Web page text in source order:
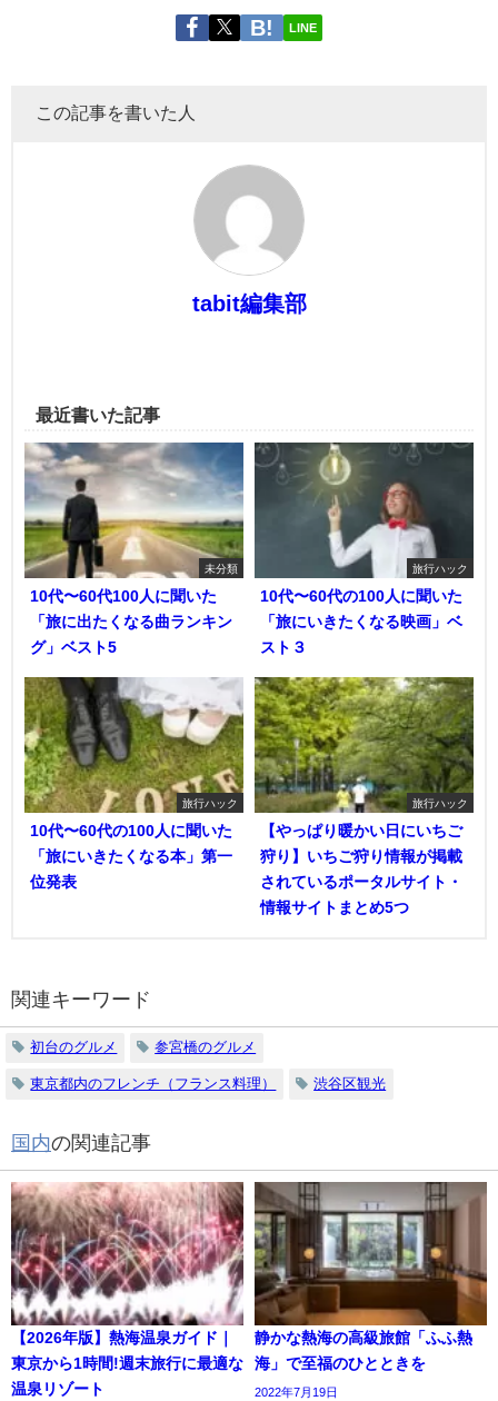
LINE
この記事を書いた人
tabit編集部
最近書いた記事
未分類
10代〜60代100人に聞いた
「旅に出たくなる曲ランキン
グ」ベスト5
旅行ハック
10代〜60代の100人に聞いた
「旅にいきたくなる映画」ベ
スト３
旅行ハック
10代〜60代の100人に聞いた
「旅にいきたくなる本」第一
位発表
旅行ハック
【やっぱり暖かい日にいちご
狩り】いちご狩り情報が掲載
されているポータルサイト・
情報サイトまとめ5つ
関連キーワード
初台のグルメ 参宮橋のグルメ
東京都内のフレンチ（フランス料理） 渋谷区観光
国内の関連記事
【2026年版】熱海温泉ガイド｜
東京から1時間!週末旅行に最適な
温泉リゾート
静かな熱海の高級旅館「ふふ熱
海」で至福のひとときを
2022年7月19日